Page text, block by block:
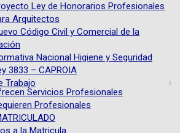
Ley de Honorarios Profesionales
Arquitectos
Código Civil y Comercial de la
Nacional Higiene y Seguridad
3833 – CAPROIA
Trabajo
Servicios Profesionales
Profesionales
a la Matricula